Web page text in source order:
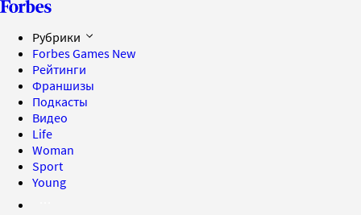
Рубрики
Forbes Games New
Рейтинги
Франшизы
Подкасты
Видео
Life
Woman
Sport
Young